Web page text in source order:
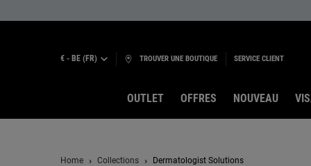
€ - BE (FR) TROUVER UNE BOUTIQUE SERVICE CLIENT
OUTLET OFFRES NOUVEAU
Home Collections Dermatologist Solutions